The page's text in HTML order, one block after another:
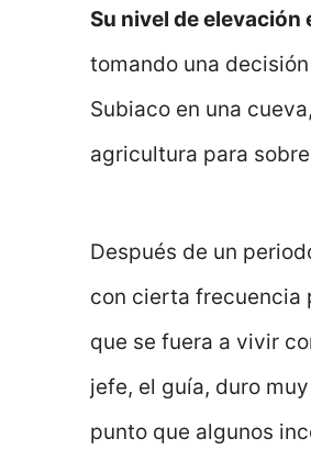
Su nivel de
tomando una
Subiaco en una
agricultura para
Después de un
con cierta frecuencia
que se fuera a vivir
jefe, el guía, duro
punto que algunos